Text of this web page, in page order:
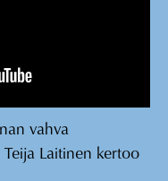
vahva
Laitinen kertoo